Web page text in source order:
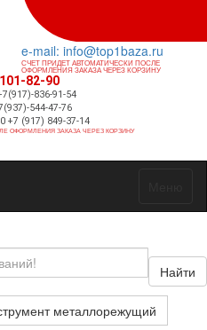
e-mail: info@top1baza.ru
СЧЕТ ПРИДЕТ АВТОМАТИЧЕСКИ ПОСЛЕ
ОФОРМЛЕНИЯ ЗАКАЗА ЧЕРЕЗ КОРЗИНУ
82-90
836-91-54
544-47-76
+7 (917) 849-37-14
ОФОРМЛЕНИЯ ЗАКАЗА ЧЕРЕЗ КОРЗИНУ
Найти
металлорежущий